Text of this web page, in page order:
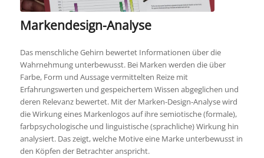
Markendesign-Analyse
Das menschliche Gehirn bewertet Informationen über die
Wahrnehmung unterbewusst. Bei Marken werden die über
Farbe, Form und Aussage vermittelten Reize mit
Erfahrungswerten und gespeichertem Wissen abgeglichen und
deren Relevanz bewertet. Mit der Marken-Design-Analyse wird
die Wirkung eines Markenlogos auf ihre semiotische (formale),
farbpsychologische und linguistische (sprachliche) Wirkung hin
analysiert. Das zeigt, welche Motive eine Marke unterbewusst in
den Köpfen der Betrachter anspricht.